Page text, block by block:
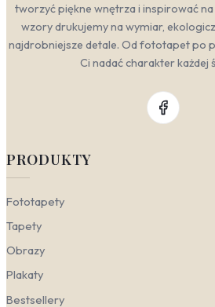
tworzyć piękne wnętrza i inspirować na
wzory drukujemy na wymiar,
najdrobniejsze detale. Od fototapet po
Ci nadać charakter każdej
PRODUKTY
Fototapety
Tapety
Obrazy
Plakaty
Bestsellery